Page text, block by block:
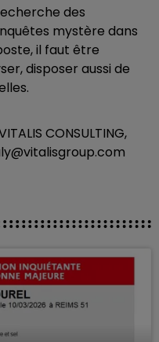
des
mystère dans
il faut être
disposer aussi de
CONSULTING,